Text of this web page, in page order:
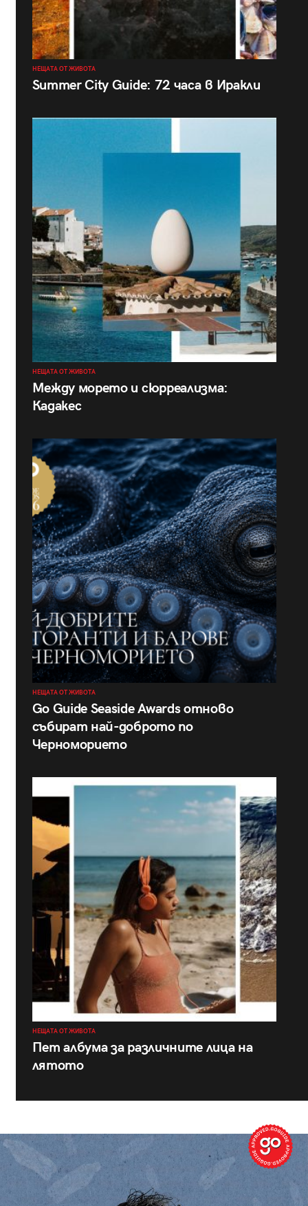
НЕЩАТА ОТ ЖИВОТА
Summer City Guide: 72 часа в Иракли
НЕЩАТА ОТ ЖИВОТА
Между морето и сюрреализма:
Кадакес
НЕЩАТА ОТ ЖИВОТА
Go Guide Seaside Awards отново
събират най-доброто по
Черноморието
НЕЩАТА ОТ ЖИВОТА
Пет албума за различните лица на
лятото